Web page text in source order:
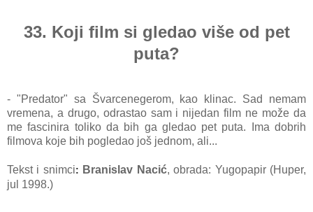
33. Koji film si gledao više od pet
puta?
- "Predator" sa Švarcenegerom, kao klinac. Sad nemam
vremena, a drugo, odrastao sam i nijedan film ne može da
me fascinira toliko da bih ga gledao pet puta. Ima dobrih
filmova koje bih pogledao još jednom, ali...
Tekst i snimci: Branislav Nacić, obrada: Yugopapir (Huper,
jul 1998.)